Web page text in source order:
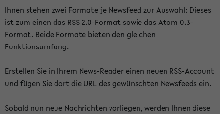
Ihnen stehen zwei Formate je Newsfeed zur Auswahl: Dieses
ist zum einen das RSS 2.0-Format sowie das Atom 0.3-
Format. Beide Formate bieten den gleichen
Funktionsumfang.
Erstellen Sie in Ihrem News-Reader einen neuen RSS-Account
und fügen Sie dort die URL des gewünschten Newsfeeds ein.
Sobald nun neue Nachrichten vorliegen, werden Ihnen diese